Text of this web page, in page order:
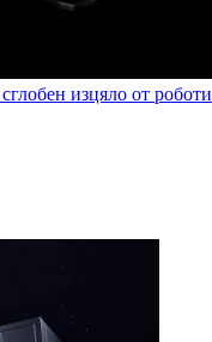
изцяло от роботи